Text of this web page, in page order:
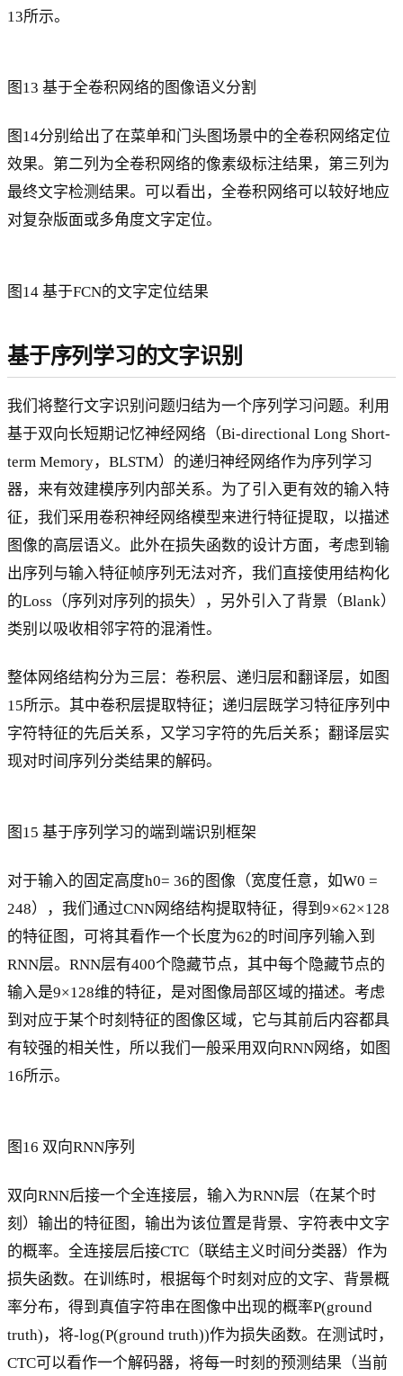
13所示。
图13 基于全卷积网络的图像语义分割
图14分别给出了在菜单和门头图场景中的全卷积网络定位
效果。第二列为全卷积网络的像素级标注结果，第三列为
最终文字检测结果。可以看出，全卷积网络可以较好地应
对复杂版面或多角度文字定位。
图14 基于FCN的文字定位结果
基于序列学习的文字识别
我们将整行文字识别问题归结为一个序列学习问题。利用
基于双向长短期记忆神经网络（Bi-directional Long Short-
term Memory，BLSTM）的递归神经网络作为序列学习
器，来有效建模序列内部关系。为了引入更有效的输入特
征，我们采用卷积神经网络模型来进行特征提取，以描述
图像的高层语义。此外在损失函数的设计方面，考虑到输
出序列与输入特征帧序列无法对齐，我们直接使用结构化
的Loss（序列对序列的损失），另外引入了背景（Blank）
类别以吸收相邻字符的混淆性。
整体网络结构分为三层：卷积层、递归层和翻译层，如图
15所示。其中卷积层提取特征；递归层既学习特征序列中
字符特征的先后关系，又学习字符的先后关系；翻译层实
现对时间序列分类结果的解码。
图15 基于序列学习的端到端识别框架
对于输入的固定高度h0= 36的图像（宽度任意，如W0 =
248），我们通过CNN网络结构提取特征，得到9×62×128
的特征图，可将其看作一个长度为62的时间序列输入到
RNN层。RNN层有400个隐藏节点，其中每个隐藏节点的
输入是9×128维的特征，是对图像局部区域的描述。考虑
到对应于某个时刻特征的图像区域，它与其前后内容都具
有较强的相关性，所以我们一般采用双向RNN网络，如图
16所示。
图16 双向RNN序列
双向RNN后接一个全连接层，输入为RNN层（在某个时
刻）输出的特征图，输出为该位置是背景、字符表中文字
的概率。全连接层后接CTC（联结主义时间分类器）作为
损失函数。在训练时，根据每个时刻对应的文字、背景概
率分布，得到真值字符串在图像中出现的概率P(ground
truth)，将-log(P(ground truth))作为损失函数。在测试时，
CTC可以看作一个解码器，将每一时刻的预测结果（当前